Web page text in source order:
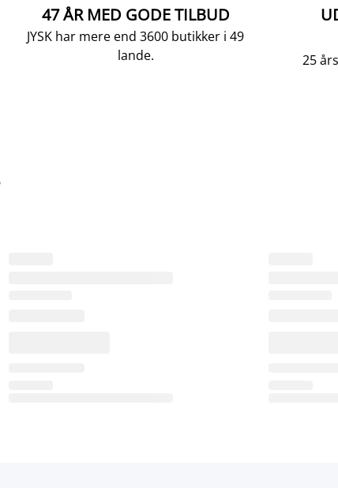
47 ÅR MED GODE TILBUD
JYSK har mere end 3600 butikker i 49
lande.
25